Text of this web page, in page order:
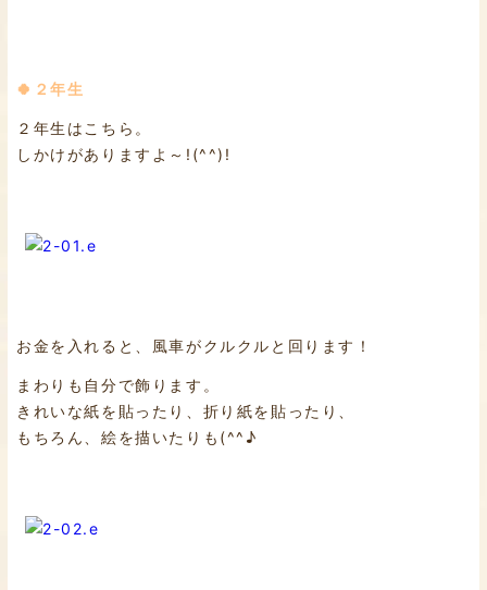
🍀２年生
２年生はこちら。
しかけがありますよ～!(^^)!
お金を入れると、風車がクルクルと回ります！
まわりも自分で飾ります。
きれいな紙を貼ったり、折り紙を貼ったり、
もちろん、絵を描いたりも(^^♪